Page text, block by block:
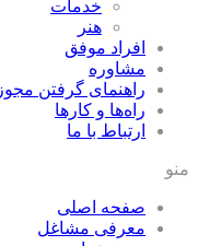
خدمات
هنر
افراد موفق
مشاوره
راهنمای گرفتن مجوز
راه‌ها و كارها
ارتباط با ما
منو
صفحه اصلی
معرفی مشاغل